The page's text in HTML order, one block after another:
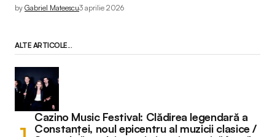
by Gabriel Mateescu3 aprilie 2026
ALTE ARTICOLE...
Cazino Music Festival: Clădirea legendară a
Constanței, noul epicentru al muzicii clasice /